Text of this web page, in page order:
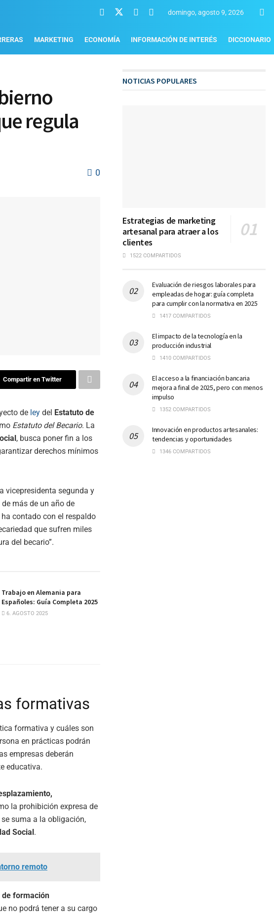
domingo, agosto 9, 2026
MARKETING ECONOMÍA INFORMACIÓN DE INTERÉS DICCIONARIO
regula
0
Compartir en Twitter
de ley del Estatuto de
Estatuto del Becario. La
, busca poner fin a los
derechos mínimos
vicepresidenta segunda y
más de un año de
contado con el respaldo
que sufren miles
del becario”.
Trabajo en Alemania para
Españoles: Guía Completa 2025
6. AGOSTO 2025
formativas
formativa y cuáles son
en prácticas podrán
empresas deberán
educativa.
la prohibición expresa de
suma a la obligación,
Social .
remoto
de formación
no podrá tener a su cargo
NOTICIAS POPULARES
Estrategias de marketing
artesanal para atraer a los
clientes
1522 COMPARTIDOS
Evaluación de riesgos laborales para
empleadas de hogar: guía completa
para cumplir con la normativa en 2025
1417 COMPARTIDOS
El impacto de la tecnología en la
producción industrial
1410 COMPARTIDOS
El acceso a la financiación bancaria
mejora a final de 2025, pero con menos
impulso
1352 COMPARTIDOS
Innovación en productos artesanales:
tendencias y oportunidades
1346 COMPARTIDOS